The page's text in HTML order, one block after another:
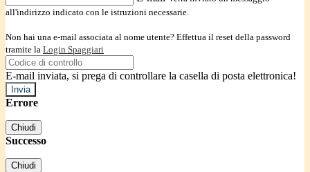
all'indirizzo indicato con le istruzioni necessarie.
Non hai una e-mail associata al nome utente? Effettua il reset della password
tramite la Login Spaggiari
E-mail inviata, si prega di controllare la casella di posta elettronica!
Errore
Chiudi
Successo
Chiudi